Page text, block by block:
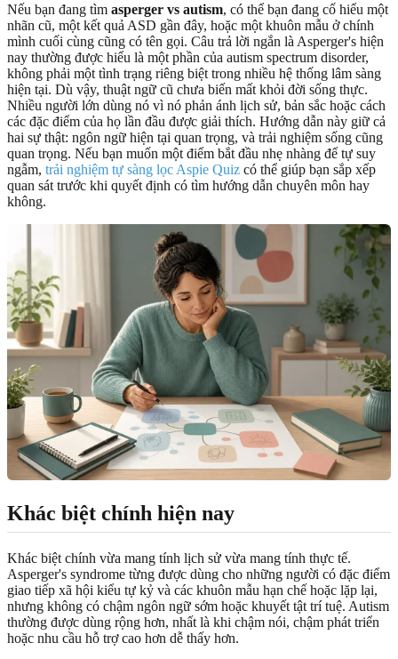
Nếu bạn đang tìm asperger vs autism, có thể bạn đang cố hiểu một
nhãn cũ, một kết quả ASD gần đây, hoặc một khuôn mẫu ở chính
mình cuối cùng cũng có tên gọi. Câu trả lời ngắn là Asperger's hiện
nay thường được hiểu là một phần của autism spectrum disorder,
không phải một tình trạng riêng biệt trong nhiều hệ thống lâm sàng
hiện tại. Dù vậy, thuật ngữ cũ chưa biến mất khỏi đời sống thực.
Nhiều người lớn dùng nó vì nó phản ánh lịch sử, bản sắc hoặc cách
các đặc điểm của họ lần đầu được giải thích. Hướng dẫn này giữ cả
hai sự thật: ngôn ngữ hiện tại quan trọng, và trải nghiệm sống cũng
quan trọng. Nếu bạn muốn một điểm bắt đầu nhẹ nhàng để tự suy
ngẫm, trải nghiệm tự sàng lọc Aspie Quiz có thể giúp bạn sắp xếp
quan sát trước khi quyết định có tìm hướng dẫn chuyên môn hay
không.
Khác biệt chính hiện nay
Khác biệt chính vừa mang tính lịch sử vừa mang tính thực tế.
Asperger's syndrome từng được dùng cho những người có đặc điểm
giao tiếp xã hội kiểu tự kỷ và các khuôn mẫu hạn chế hoặc lặp lại,
nhưng không có chậm ngôn ngữ sớm hoặc khuyết tật trí tuệ. Autism
thường được dùng rộng hơn, nhất là khi chậm nói, chậm phát triển
hoặc nhu cầu hỗ trợ cao hơn dễ thấy hơn.